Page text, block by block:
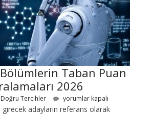
Bölümlerin Taban Puan
2026
Doğru Tercihler yorumlar kapalı
girecek adayların referans olarak